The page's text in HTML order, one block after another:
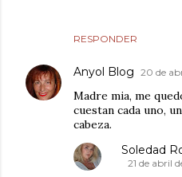
RESPONDER
Anyol Blog 20 de
Madre mia, me
cuestan cada uno,
cabeza.
Soledad
21 de abril